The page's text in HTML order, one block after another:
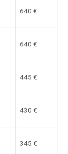
640 €
640 €
445 €
430 €
345 €